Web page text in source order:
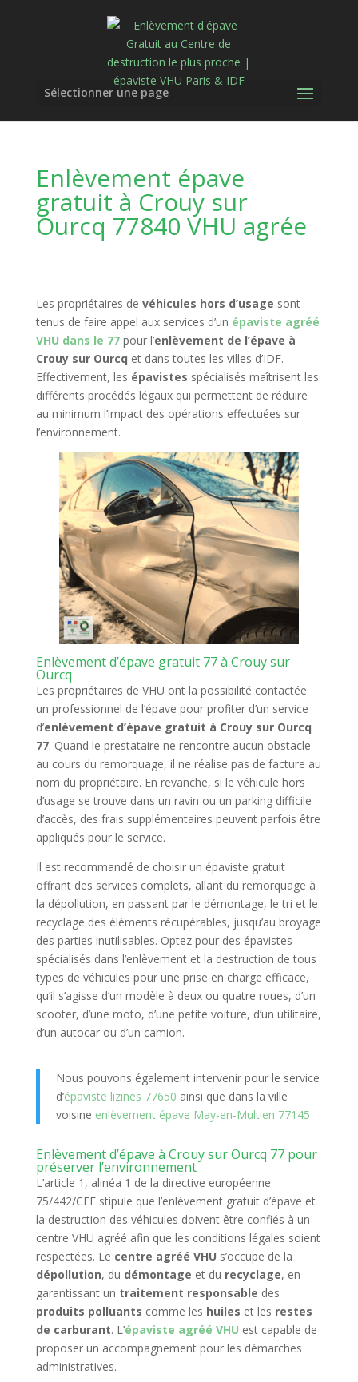
Sélectionner une page
Enlèvement épave
gratuit à Crouy sur
Ourcq 77840 VHU agrée
Les propriétaires de véhicules hors d’usage sont
tenus de faire appel aux services d’un épaviste agréé
VHU dans le 77pour l’enlèvement de l’épave à
Crouy sur Ourcq et dans toutes les villes d’IDF.
Effectivement, les épavistes spécialisés maîtrisent les
différents procédés légaux qui permettent de réduire
au minimum l’impact des opérations effectuées sur
l’environnement.
Enlèvement d’épave gratuit 77 à Crouy sur
Ourcq
Les propriétaires de VHU ont la possibilité contactée
un professionnel de l’épave pour profiter d’un service
d’enlèvement d’épave gratuit à Crouy sur Ourcq
77. Quand le prestataire ne rencontre aucun obstacle
au cours du remorquage, il ne réalise pas de facture au
nom du propriétaire. En revanche, si le véhicule hors
d’usage se trouve dans un ravin ou un parking difficile
d’accès, des frais supplémentaires peuvent parfois être
appliqués pour le service.
Il est recommandé de choisir un épaviste gratuit
offrant des services complets, allant du remorquage à
la dépollution, en passant par le démontage, le tri et le
recyclage des éléments récupérables, jusqu’au broyage
des parties inutilisables. Optez pour des épavistes
spécialisés dans l’enlèvement et la destruction de tous
types de véhicules pour une prise en charge efficace,
qu’il s’agisse d’un modèle à deux ou quatre roues, d’un
scooter, d’une moto, d’une petite voiture, d’un utilitaire,
d’un autocar ou d’un camion.
Nous pouvons également intervenir pour le service
d’épaviste lizines 77650 ainsi que dans la ville
voisine enlèvement épave May-en-Multien 77145
Enlèvement d’épave à Crouy sur Ourcq 77 pour
préserver l’environnement
L’article 1, alinéa 1 de la directive européenne
75/442/CEE stipule que l’enlèvement gratuit d’épave et
la destruction des véhicules doivent être confiés à un
centre VHU agréé afin que les conditions légales soient
respectées. Le centre agréé VHU s’occupe de la
dépollution, du démontage et du recyclage, en
garantissant un traitement responsable des
produits polluants comme les huiles et les restes
de carburant. L’épaviste agréé VHU est capable de
proposer un accompagnement pour les démarches
administratives.